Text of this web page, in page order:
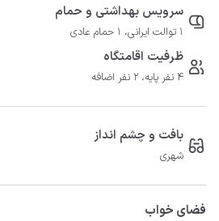
سرویس بهداشتی و حمام
1 توالت ایرانی، 1 حمام عادی
ظرفیت اقامتگاه
4 نفر پایه، 2 نفر اضافه
بافت و چشم انداز
شهری
فضای خواب